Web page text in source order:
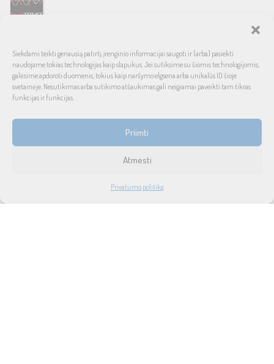
Siekdami teikti geriausią patirtį, įrenginio informacijai saugoti ir (arba) pasiekti
naudojame tokias technologijas kaip slapukus. Jei sutiksime su šiomis technologijomis,
galėsime apdoroti duomenis, tokius kaip naršymo elgsena arba unikalūs ID šioje
svetainėje. Nesutikimas arba sutikimo atšaukimas gali neigiamai paveikti tam tikras
funkcijas ir funkcijas.
Priimti
Atmesti
Privatumo politika
PASKYRA PAIEŠKA
pasaulinio garso, laiko patikrintais namų bei automobilinės garso
aparatūros ženklais. Galimybė pirkti išsimokėtinai, garantuotas optimalus
kainos ir kokybės santykis.
INFORMACIJA
Prekių pristatymas ir grąžinimas